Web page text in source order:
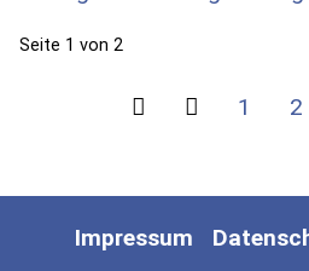
Seite 1 von 2
1 2
Impressum